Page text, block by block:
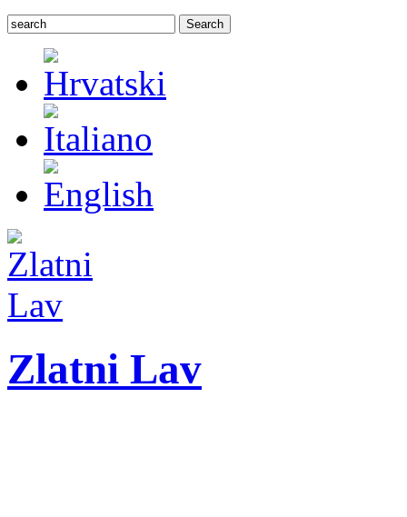
Search
Zlatni Lav